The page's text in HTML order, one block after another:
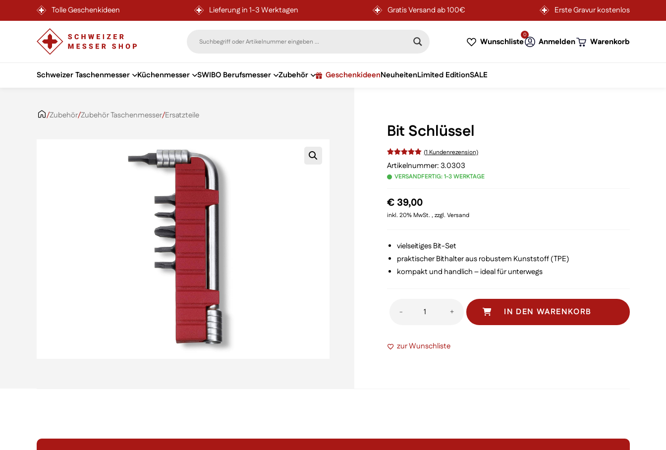
Tolle Geschenkideen Lieferung in 1-3 Werktagen Gratis Versand ab 100€ Erste Gravur kostenlos
Wunschliste
0
Anmelden Warenkorb
Schweizer Taschenmesser Küchenmesser SWIBO Berufsmesser Zubehör GeschenkideenNeuheitenLimited EditionSALE
/Zubehör/Zubehör Taschenmesser/Ersatzteile
Bit Schlüssel
Bewertet
mitvon 5,
auf
Kundenbewertung
(1 Kundenrezension)
Artikelnummer: 3.0303
VERSANDFERTIG: 1-3 WERKTAGE
€39,00
inkl. 20% MwSt. , zzgl. Versand
vielseitiges Bit-Set
praktischer Bithalter aus robustem Kunststoff (TPE)
kompakt und handlich – ideal für unterwegs
- + IN DEN WARENKORB
zur Wunschliste